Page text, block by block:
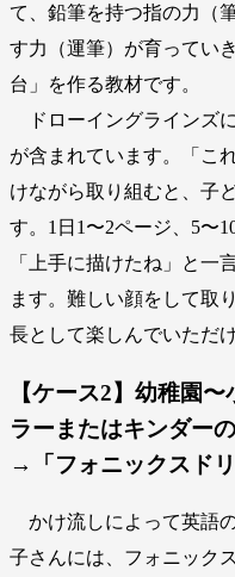
て、鉛筆を持つ指の力（
す力（運筆）が育ってい
台」を作る教材です。
ドローイングラインズ
が含まれています。「こ
けながら取り組むと、子
す。1日1〜2ページ、5〜
「上手に描けたね」と一
ます。難しい顔をして取
長として楽しんでいただ
【ケース2】幼稚園
ラーまたはキンダー
→「フォニックスドリ
かけ流しによって英語
子さんには、フォニック